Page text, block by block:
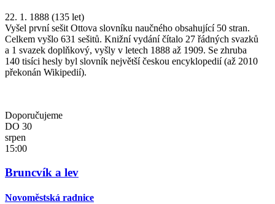
22. 1. 1888 (135 let)
Vyšel první sešit Ottova slovníku naučného obsahující 50 stran.
Celkem vyšlo 631 sešitů. Knižní vydání čítalo 27 řádných svazků
a 1 svazek doplňkový, vyšly v letech 1888 až 1909. Se zhruba
140 tisíci hesly byl slovník největší českou encyklopedií (až 2010
překonán Wikipedií).
Doporučujeme
DO 30
srpen
15:00
Bruncvík a lev
Novoměstská radnice